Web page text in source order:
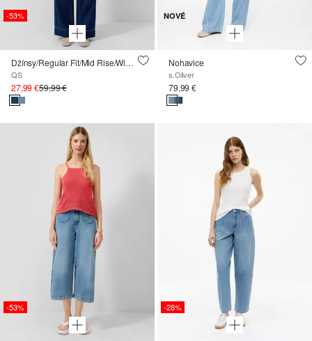
-53%
Džínsy/Regular Fit/Mid Rise/Wide Leg
QS
27,99 €59,99 €
NOVÉ
Nohavice
s.Oliver
79,99 €
-53% -28%